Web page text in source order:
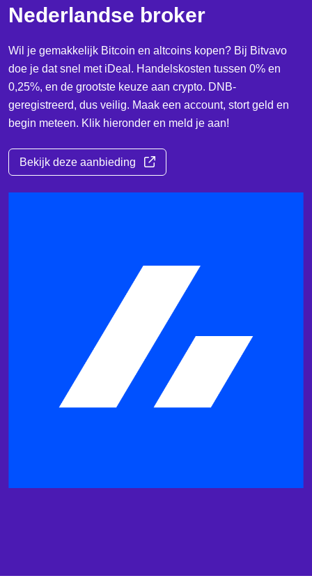
Nederlandse broker
Wil je gemakkelijk Bitcoin en altcoins kopen? Bij Bitvavo
doe je dat snel met iDeal. Handelskosten tussen 0% en
0,25%, en de grootste keuze aan crypto. DNB-
geregistreerd, dus veilig. Maak een account, stort geld en
begin meteen. Klik hieronder en meld je aan!
Bekijk deze aanbieding